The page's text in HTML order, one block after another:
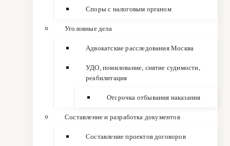
Споры с налоговым органом
Уголовные дела
Адвокатские расследования Москва
УДО, помилование, снятие судимости,
реабилитация
Отсрочка отбывания наказания
Составление и разработка документов
Составление проектов договоров